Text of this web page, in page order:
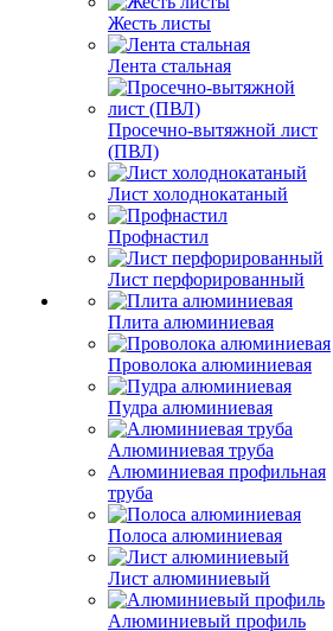
Жесть листы
Лента стальная
Просечно-вытяжной лист
(ПВЛ)
Лист холоднокатаный
Профнастил
Лист перфорированный
Плита алюминиевая
Проволока алюминиевая
Пудра алюминиевая
Алюминиевая труба
Алюминиевая профильная
труба
Полоса алюминиевая
Лист алюминиевый
Алюминиевый профиль